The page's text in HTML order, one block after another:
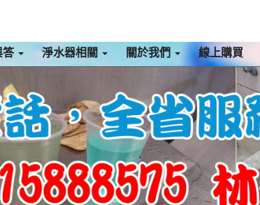
答 淨水器相關 關於我們 線上購買